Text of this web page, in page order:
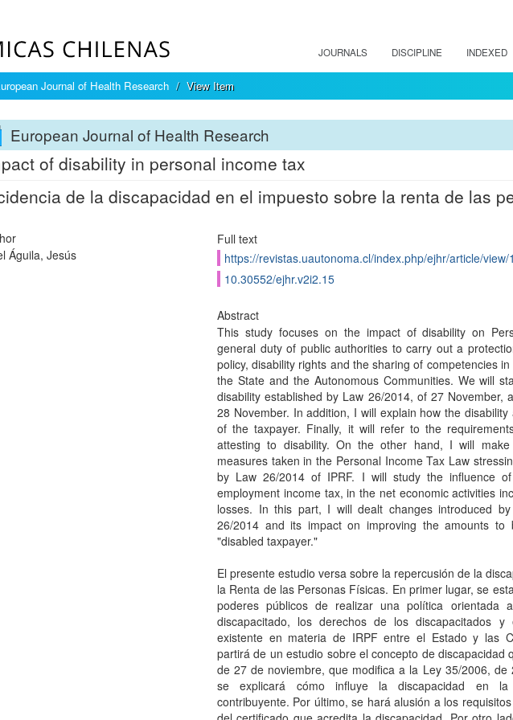
JOURNALS DISCIPLINE INDEXED
Journal of Health Research View Item
European Journal of Health Research
of disability in personal income tax
de la discapacidad en el impuesto sobre la renta de las
Águila, Jesús
Full text
https://revistas.uautonoma.cl/index.php/ejhr/article/view/
10.30552/ejhr.v2i2.15
Abstract
This study focuses on the impact of disability on
general duty of public authorities to carry out a
policy, disability rights and the sharing of competencies
the State and the Autonomous Communities. We will
disability established by Law 26/2014, of 27 November,
28 November. In addition, I will explain how the
of the taxpayer. Finally, it will refer to the
attesting to disability. On the other hand, I will
measures taken in the Personal Income Tax Law
by Law 26/2014 of IPRF. I will study the influence
employment income tax, in the net economic activities
losses. In this part, I will dealt changes introduced
26/2014 and its impact on improving the amounts to
"disabled taxpayer."
El presente estudio versa sobre la repercusión de la
la Renta de las Personas Físicas. En primer lugar, se
poderes públicos de realizar una política orientada
discapacitado, los derechos de los discapacitados
existente en materia de IRPF entre el Estado y las
partirá de un estudio sobre el concepto de discapacidad
de 27 de noviembre, que modifica a la Ley 35/2006, de
se explicará cómo influye la discapacidad en la
contribuyente. Por último, se hará alusión a los